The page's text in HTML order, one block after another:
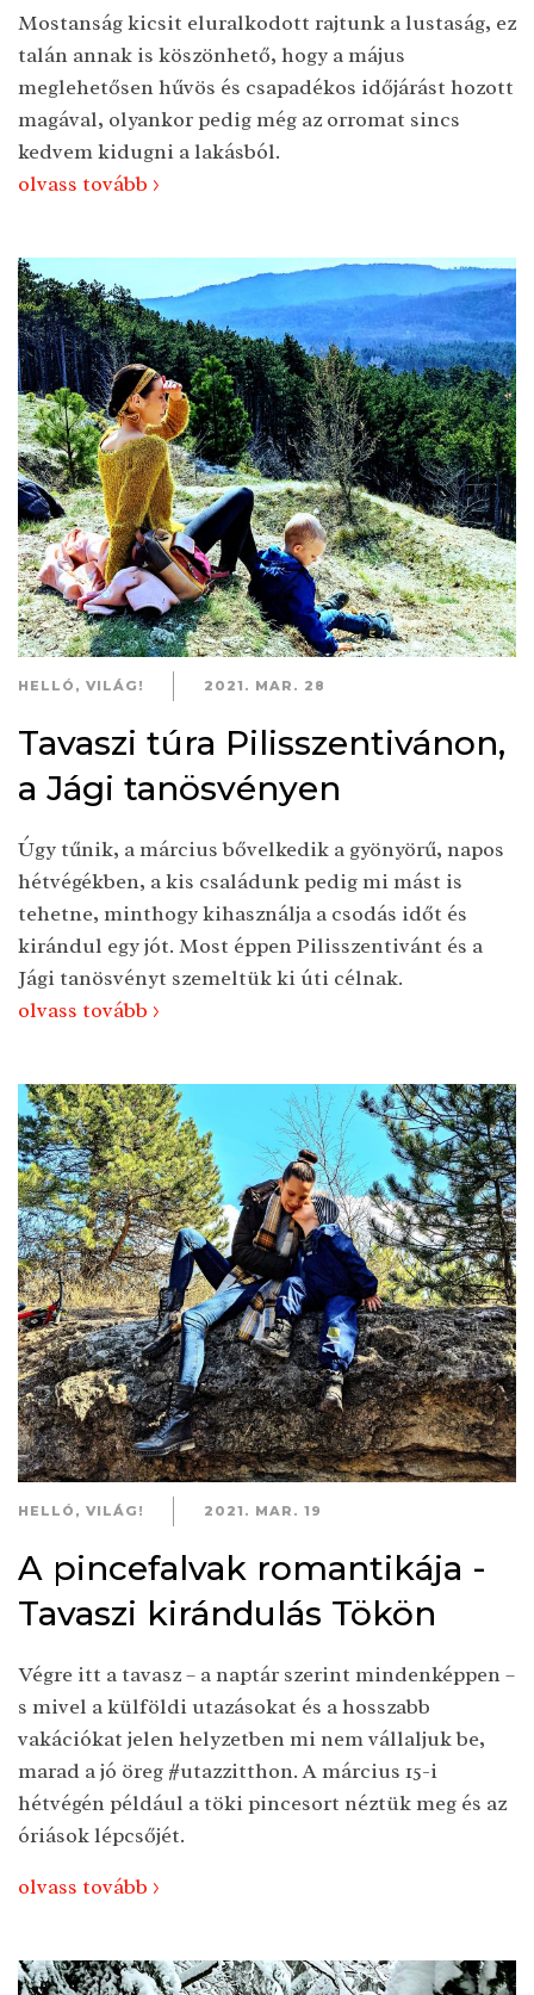
Mostanság kicsit eluralkodott rajtunk a lustaság, ez
talán annak is köszönhető, hogy a május
meglehetősen hűvös és csapadékos időjárást hozott
magával, olyankor pedig még az orromat sincs
kedvem kidugni a lakásból.
olvass tovább >
HELLÓ, VILÁG! 2021. MAR. 28
Tavaszi túra Pilisszentivánon,
a Jági tanösvényen
Úgy tűnik, a március bővelkedik a gyönyörű, napos
hétvégékben, a kis családunk pedig mi mást is
tehetne, minthogy kihasználja a csodás időt és
kirándul egy jót. Most éppen Pilisszentivánt és a
Jági tanösvényt szemeltük ki úti célnak.
olvass tovább >
HELLÓ, VILÁG! 2021. MAR. 19
A pincefalvak romantikája -
Tavaszi kirándulás Tökön
Végre itt a tavasz – a naptár szerint mindenképpen –
s mivel a külföldi utazásokat és a hosszabb
vakációkat jelen helyzetben mi nem vállaljuk be,
marad a jó öreg #utazzitthon. A március 15-i
hétvégén például a töki pincesort néztük meg és az
óriások lépcsőjét.
olvass tovább >